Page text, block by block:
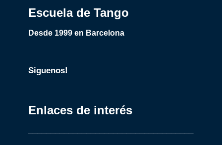
Escuela de Tango
Desde 1999 en Barcelona
Siguenos!
Enlaces de interés